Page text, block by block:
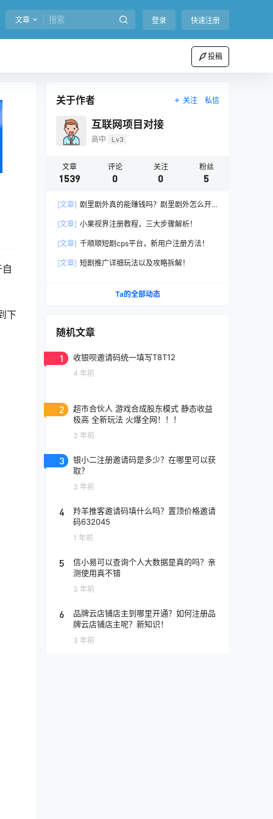
文章 登录 快速注册
投稿
下
关于作者 关注 私信
互联网项目对接
高中 Lv3
文章
1539
评论
0
关注
0
粉丝
5
[文章] 剧里剧外真的能赚钱吗？剧里剧外怎么开
[文章] 小果视界注册教程，三大步骤解析！
[文章] 千顺顺短剧cps平台，新用户注册方法！
[文章] 短剧推广详细玩法以及攻略拆解！
Ta的全部动态
随机文章
1 收银呗邀请码统一填写T8T12
4 年前
2
超市合伙人 游戏合成股东模式 静态收益
极高 全新玩法 火爆全网！！！
3 年前
3
银小二注册邀请码是多少？在哪里可以获
取？
3 年前
4
羚羊推客邀请码填什么吗？置顶价格邀请
码632045
1 年前
5
信小易可以查询个人大数据是真的吗？亲
测使用真不错
3 年前
6
品牌云店铺店主到哪里开通？如何注册品
牌云店铺店主呢？新知识！
3 年前